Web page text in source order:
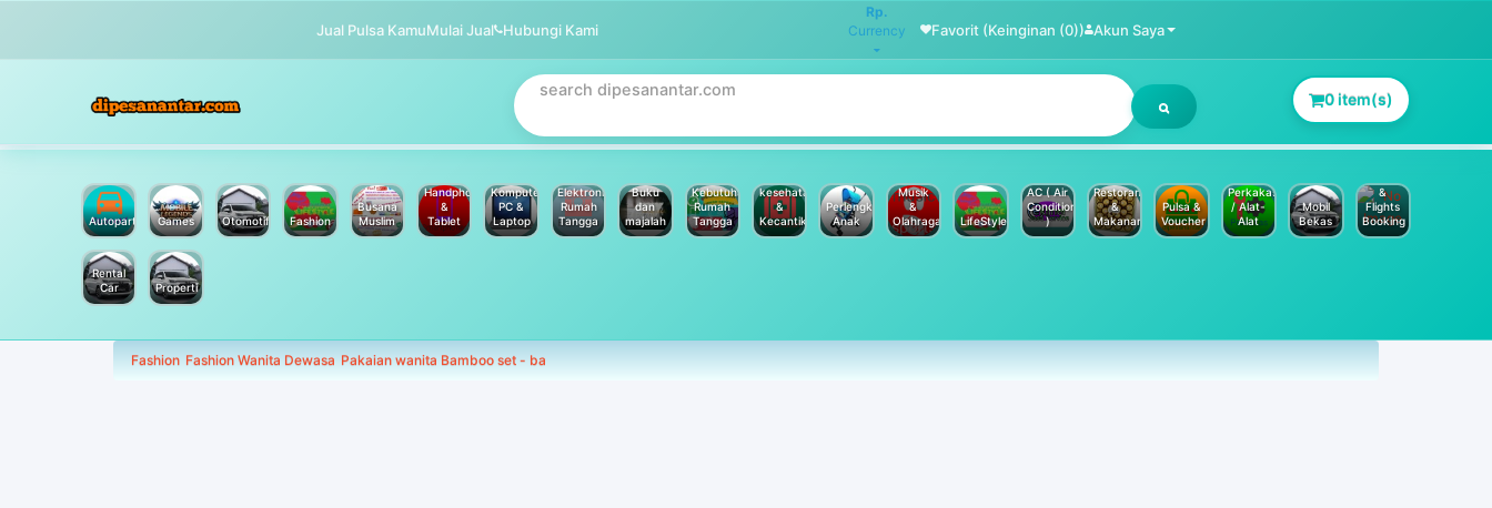
Jual Pulsa KamuMulai Jual Hubungi Kami
Rp.
Currency
Favorit (Keinginan (0)) Akun Saya
0 item(s)
Autoparts Games Otomotif Fashion
Busana
Muslim
Handphone
&
Tablet
Komputer
PC &
Laptop
Elektronik
Rumah
Tangga
Buku
dan
majalah
Kebutuhan
Rumah
Tangga
kesehatan
&
Kecantikan
Perlengkapan
Anak
Musik
&
Olahraga
LifeStyle
AC ( Air
Conditioner
)
Restoran
&
Makanan
Pulsa &
Voucher
Perkakas
/ Alat-
Alat
Mobil
Bekas
&
Flights
Booking
Rental
Car
Properti
Fashion Fashion Wanita Dewasa Pakaian wanita Bamboo set - ba